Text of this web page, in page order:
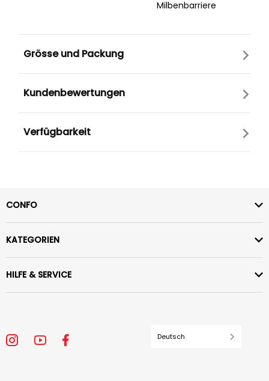
Milbenbarriere
Grösse und Packung
Kundenbewertungen
Verfügbarkeit
CONFO
KATEGORIEN
HILFE & SERVICE
Deutsch